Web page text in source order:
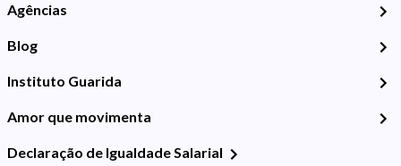
Agências
Blog
Instituto Guarida
Amor que movimenta
Declaração de Igualdade Salarial